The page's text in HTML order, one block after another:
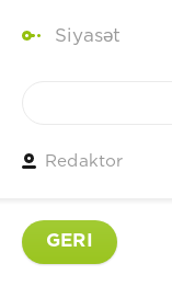
Siyasət
Redaktor
GERI